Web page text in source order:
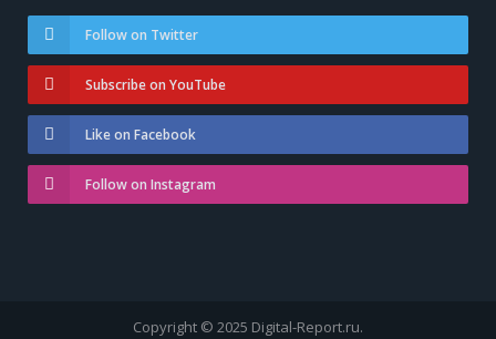
Follow on Twitter
Subscribe on YouTube
Like on Facebook
Follow on Instagram
Copyright © 2025 Digital-Report.ru.